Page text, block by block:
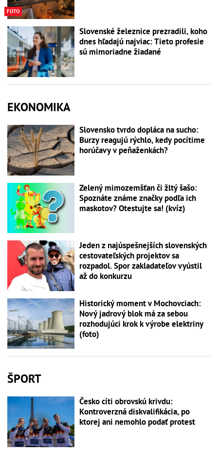
FOTO
Slovenské železnice prezradili, koho
dnes hľadajú najviac: Tieto profesie
sú mimoriadne žiadané
EKONOMIKA
Slovensko tvrdo dopláca na sucho:
Burzy reagujú rýchlo, kedy pocítime
horúčavy v peňaženkách?
Zelený mimozemšťan či žltý šašo:
Spoznáte známe značky podľa ich
maskotov? Otestujte sa! (kvíz)
Jeden z najúspešnejších slovenských
cestovateľských projektov sa
rozpadol. Spor zakladateľov vyústil
až do konkurzu
Historický moment v Mochovciach:
Nový jadrový blok má za sebou
rozhodujúci krok k výrobe elektriny
(foto)
ŠPORT
Česko cíti obrovskú krivdu:
Kontroverzná diskvalifikácia, po
ktorej ani nemohlo podať protest